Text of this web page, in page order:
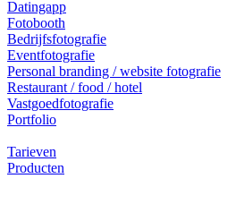
Datingapp
Fotobooth
Bedrijfsfotografie
Eventfotografie
Personal branding / website fotografie
Restaurant / food / hotel
Vastgoedfotografie
Portfolio
Tarieven
Producten